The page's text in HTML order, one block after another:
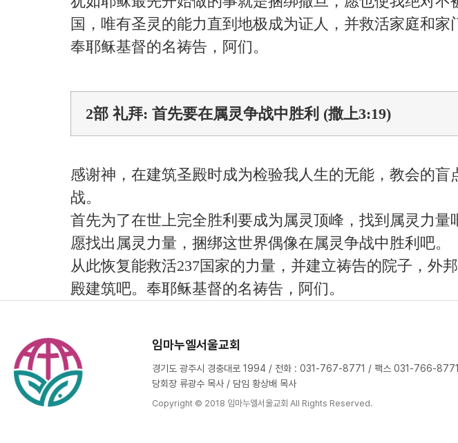
国，唯有圣灵的能力直到地极成为证人，并救活家庭和家
奉耶稣基督的名祷告，阿们。
2部 礼拜: 首先要在属灵争战中胜利 (撒上3:19)
感谢神，在建筑圣殿时成为检验我人生的无能，教会的
战。
首先为了在世上完全胜利要成为属灵顶峰，找到属灵力量
愿找出属灵力量，捆绑这世界偶像在属灵争战中胜利吧。
从此恢复能救活237国家的力量，并建立祷告的院子，外
殿建筑吧。奉耶稣基督的名祷告，阿们。
임마누엘서울교회
경기도 광주시 경충대로 1994 / 전화 : 031-767-8771 / 팩스 031-766-8771
당회장 류광수 목사 / 담임 황상배 목사
Copyright © 2018 임마누엘서울교회 All Rights Reserved.